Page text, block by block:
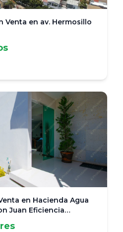
en Hacienda Agua
Juan Eficiencia
Total